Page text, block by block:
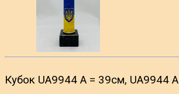
Кубок UA9944 A = 39см, UA9944 A